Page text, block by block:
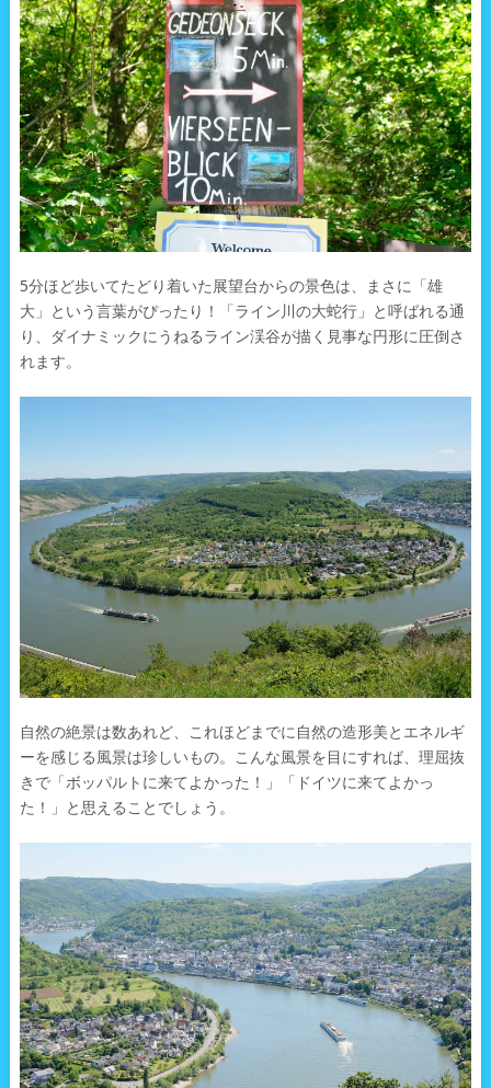
5分ほど歩いてたどり着いた展望台からの景色は、まさに「雄
大」という言葉がぴったり！「ライン川の大蛇行」と呼ばれる通
り、ダイナミックにうねるライン渓谷が描く見事な円形に圧倒さ
れます。
自然の絶景は数あれど、これほどまでに自然の造形美とエネルギ
ーを感じる風景は珍しいもの。こんな風景を目にすれば、理屈抜
きで「ボッパルトに来てよかった！」「ドイツに来てよかっ
た！」と思えることでしょう。